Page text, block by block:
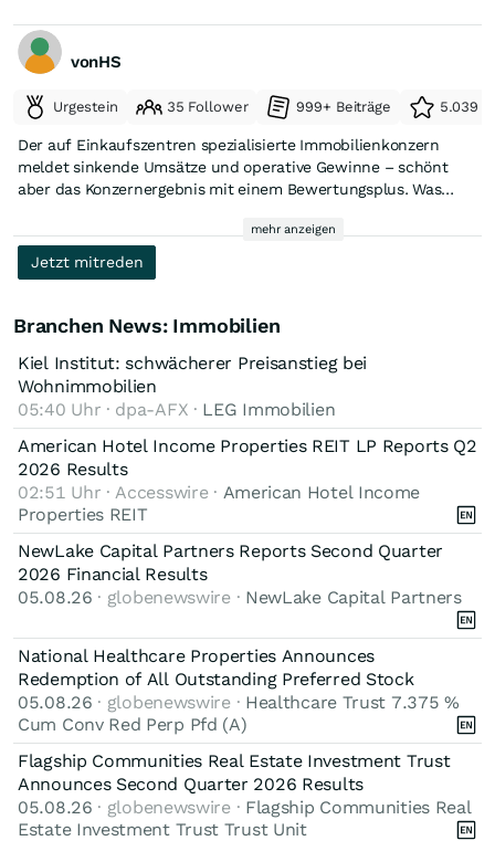
vonHS
Urgestein 35 Follower 999+ Beiträge 5.039
Der auf Einkaufszentren spezialisierte Immobilienkonzern
meldet sinkende Umsätze und operative Gewinne – schönt
aber das Konzernergebnis mit einem Bewertungsplus. Was
hinschauen sollten, laut INVESTMENT WEEK:
https://www.investmentweek.com/weniger-miete-mehr-
mehr anzeigen
Jetzt mitreden
Branchen News: Immobilien
Kiel Institut: schwächerer Preisanstieg bei
Wohnimmobilien
05:40 Uhr · dpa-AFX · LEG Immobilien
American Hotel Income Properties REIT LP Reports Q2
2026 Results
02:51 Uhr · Accesswire · American Hotel Income
Properties REIT
NewLake Capital Partners Reports Second Quarter
2026 Financial Results
05.08.26 · globenewswire · NewLake Capital Partners
National Healthcare Properties Announces
Redemption of All Outstanding Preferred Stock
05.08.26 · globenewswire · Healthcare Trust 7.375 %
Cum Conv Red Perp Pfd (A)
Flagship Communities Real Estate Investment Trust
Announces Second Quarter 2026 Results
05.08.26 · globenewswire · Flagship Communities Real
Estate Investment Trust Trust Unit